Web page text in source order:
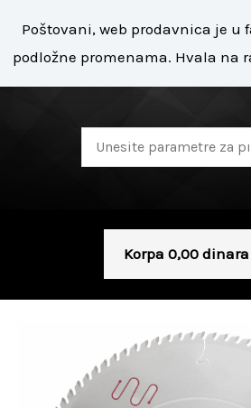
sadržaj
+ 381 11 8127 400
Korpa 0,00 dinara
Poštovani, web prodavnica je u
podložne promenama. Hvala na